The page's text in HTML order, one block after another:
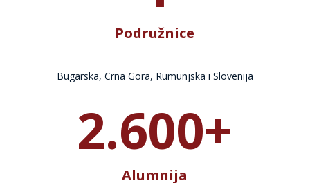
Podružnice
Bugarska, Crna Gora, Rumunjska i Slovenija
2.600+
Alumnija